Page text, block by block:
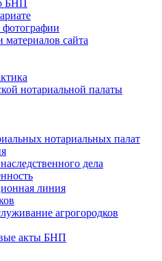
БНП
сайта
нотариальной палаты
нотариальных палат
дела
линия
агрогородков
акты БНП